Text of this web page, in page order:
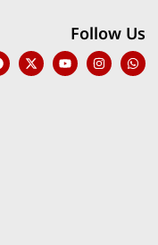
Follow Us